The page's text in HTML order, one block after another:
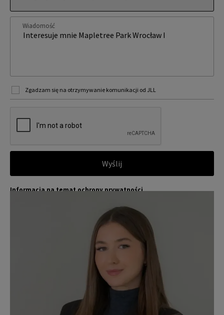
Wiadomość
Zgadzam się na otrzymywanie komunikacji od JLL
Wyślij
Informacja na temat ochrony prywatności
iązanymi jest wiodącym globalnym dostawcą usług w zakresie zar
ządzania nieruchomościami i inwestycjami. Poważnie traktujemy
obowiązek ochrony przekazywanych nam danych osobowych.
Dane osobowe, które zbieramy od użytkowników, służą do zapew
nienia im dostępu do portalu magazyny.pl, umożliwienia im korzy
stania z portalu, a także, za ich zgodą, do wysyłania im komunika
Dokładamy wszelkich starań, aby dane osobowe były bezpieczne,
zapewniamy odpowiedni poziom ich ochrony i przechowujemy je
tylko przez czas niezbędny do realizacji zapytania z uzasadnionyc
h powodów biznesowych lub prawnych. Następnie usuwamy je w s
posób bezpieczny i pewny. Aby uzyskać więcej informacji na temat
danych osobowych przetwarzanych przez JLL, prosimy zapoznać
zasadami ochrony prywatności.